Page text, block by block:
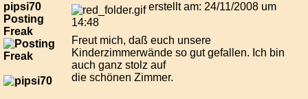
pipsi70
Posting
Freak
erstellt am: 24/11/2008 um
14:48
Freut mich, daß euch unsere
Kinderzimmerwände so gut gefallen. Ich bin
auch ganz stolz auf
die schönen Zimmer.